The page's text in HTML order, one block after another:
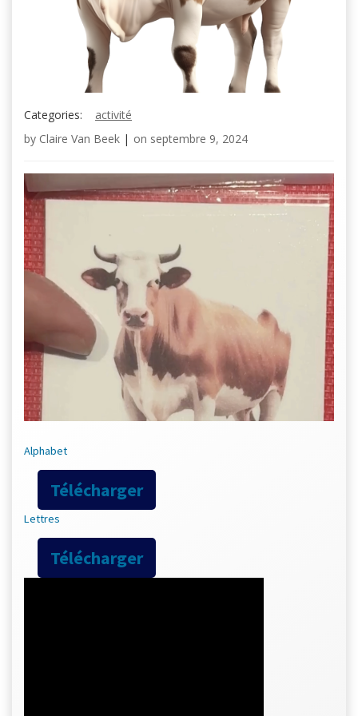
Categories:
activité
by Claire Van Beek | on septembre 9, 2024
Alphabet
Télécharger
Lettres
Télécharger